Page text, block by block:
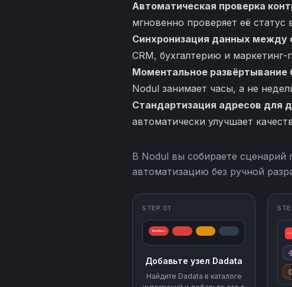
Автоматическая проверка
мгновенно проверяет её
Синхронизация данных между
CRM, бухгалтерию и
Моментальное развёртывание
Nodul занимает часы, а не
Стандартизация адресов для
автоматически улучшает
В Nodul вы собираете сценарий
автоматизацию без ручной
STEP 01
Добавьте узел Dadata
Найдите Dadata в каталоге